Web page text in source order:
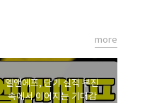
엘앤에프, 단기 실적 부진
속에서 이어지는 기대감
more